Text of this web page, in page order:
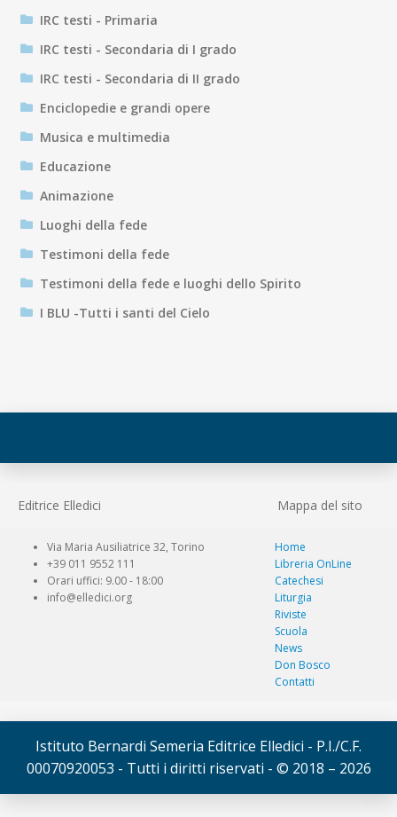
IRC testi - Primaria
IRC testi - Secondaria di I grado
IRC testi - Secondaria di II grado
Enciclopedie e grandi opere
Musica e multimedia
Educazione
Animazione
Luoghi della fede
Testimoni della fede
Testimoni della fede e luoghi dello Spirito
I BLU -Tutti i santi del Cielo
Editrice Elledici Mappa del sito
Via Maria Ausiliatrice 32, Torino
+39 011 9552 111
Orari uffici: 9.00 - 18:00
info@elledici.org
Home
Libreria OnLine
Catechesi
Liturgia
Riviste
Scuola
News
Don Bosco
Contatti
Istituto Bernardi Semeria Editrice Elledici - P.I./C.F.
00070920053 - Tutti i diritti riservati - © 2018 – 2026